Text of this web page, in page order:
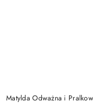
Matylda Odważna i